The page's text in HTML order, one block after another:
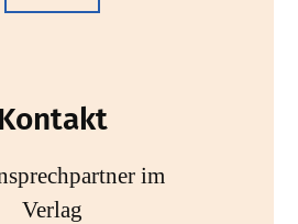
Kontakt
im
Verlag